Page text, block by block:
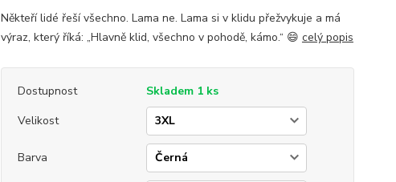
Někteří lidé řeší všechno. Lama ne. Lama si v klidu přežvykuje a má
výraz, který říká: „Hlavně klid, všechno v pohodě, kámo.“ 😄 celý popis
Dostupnost
Skladem 1 ks
Velikost
Barva